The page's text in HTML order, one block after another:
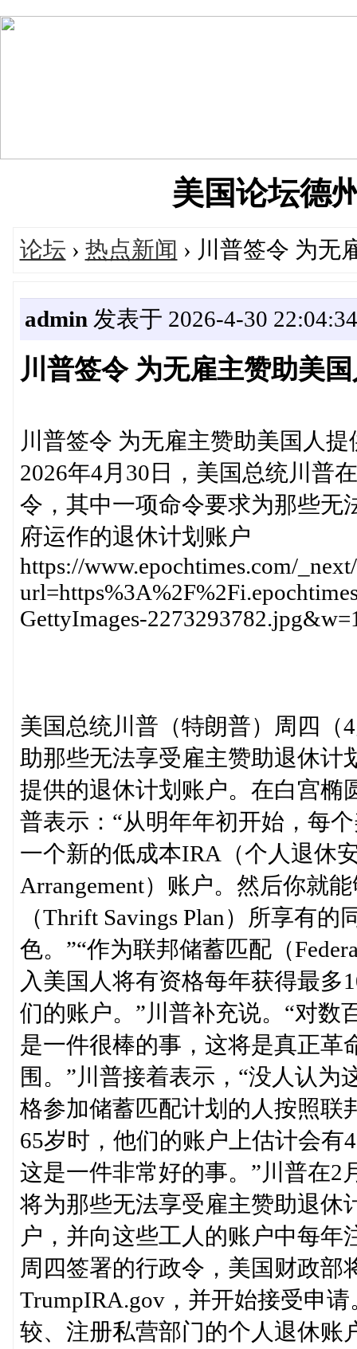
美国论坛德
论坛 › 热点新闻 › 川普签令 为无
admin 发表于 2026-4-30 22:04:34
川普签令 为无雇主赞助美
川普签令 为无雇主赞助美国人
2026年4月30日，美国总统川普
令，其中一项命令要求为那些无
府运作的退休计划账户
https://www.epochtimes.com/
GettyImages-
美国总统川普（特朗普）周四（
助那些无法享受雇主赞助退休计
提供的退休计划账户。在白宫椭
普表示：“从明年年初开始，每
一个新的低成本IRA（个人退休
Arrangement）账户。然后你就
（Thrift Savings Plan）所享有
色。”“作为联邦储蓄匹配（
入美国人将有资格每年获得最多
们的账户。”川普补充说。“对数
是一件很棒的事，这将是真正革
围。”川普接着表示，“没人认
格参加储蓄匹配计划的人按照联
65岁时，他们的账户上估计会有
这是一件非常好的事。”川普在2
将为那些无法享受雇主赞助退休
户，并向这些工人的账户中每年
周四签署的行政令，美国财政部
TrumpIRA.gov，并开始接受申
较、注册私营部门的个人退休账